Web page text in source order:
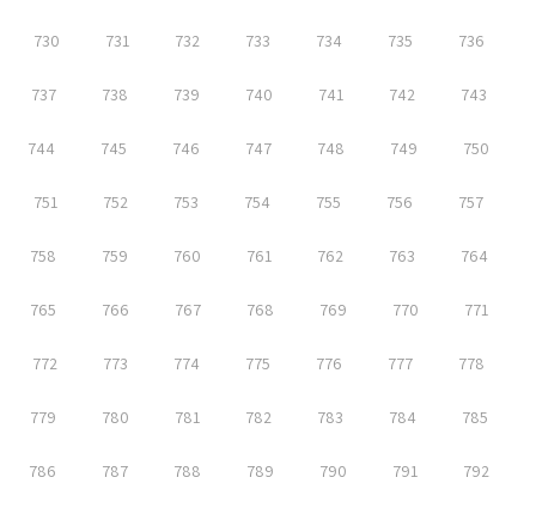
730 731 732 733 734 735 736
737 738 739 740 741 742 743
744 745 746 747 748 749 750
751 752 753 754 755 756 757
758 759 760 761 762 763 764
765 766 767 768 769 770 771
772 773 774 775 776 777 778
779 780 781 782 783 784 785
786 787 788 789 790 791 792